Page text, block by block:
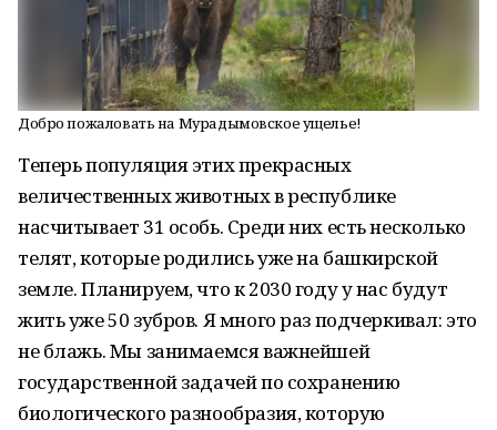
Добро пожаловать на Мурадымовское ущелье!
Теперь популяция этих прекрасных
величественных животных в республике
насчитывает 31 особь. Среди них есть несколько
телят, которые родились уже на башкирской
земле. Планируем, что к 2030 году у нас будут
жить уже 50 зубров. Я много раз подчеркивал: это
не блажь. Мы занимаемся важнейшей
государственной задачей по сохранению
биологического разнообразия, которую